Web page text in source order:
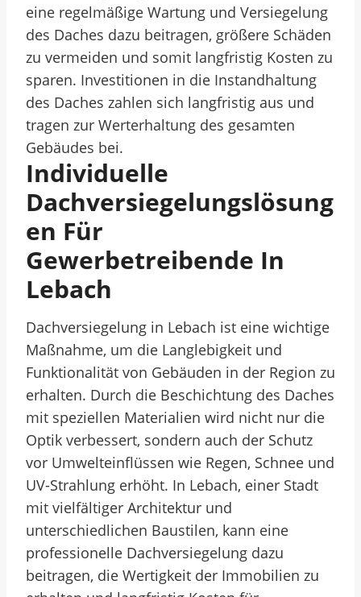
eine regelmäßige Wartung und Versiegelung
des Daches dazu beitragen, größere Schäden
zu vermeiden und somit langfristig Kosten zu
sparen. Investitionen in die Instandhaltung
des Daches zahlen sich langfristig aus und
tragen zur Werterhaltung des gesamten
Gebäudes bei.
Individuelle
Dachversiegelungslösung
En Für
Gewerbetreibende In
Lebach
Dachversiegelung in Lebach ist eine wichtige
Maßnahme, um die Langlebigkeit und
Funktionalität von Gebäuden in der Region zu
erhalten. Durch die Beschichtung des Daches
mit speziellen Materialien wird nicht nur die
Optik verbessert, sondern auch der Schutz
vor Umwelteinflüssen wie Regen, Schnee und
UV-Strahlung erhöht. In Lebach, einer Stadt
mit vielfältiger Architektur und
unterschiedlichen Baustilen, kann eine
professionelle Dachversiegelung dazu
beitragen, die Wertigkeit der Immobilien zu